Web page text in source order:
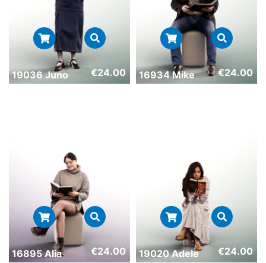
19036 Juno €24.00 16934 Mike €24.00
16895 Alia €24.00 19020 Adele €24.00